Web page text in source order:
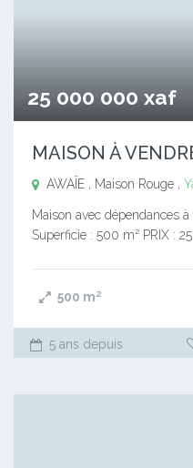
25 000 000 xaf
MAISON À
AWAÏE , Maison Rouge ,
Maison avec dépendances
Superficie : 500 m² PRIX :
500 m²
5 ans depuis